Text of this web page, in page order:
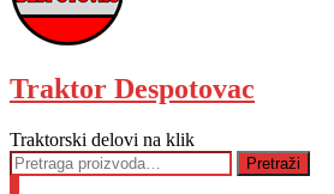
Traktor Despotovac
Traktorski delovi na klik
Pretraga
za:
Pretraži